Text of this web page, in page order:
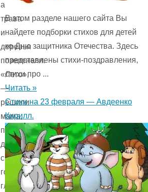
а
трава
и
деревья
позеленели.
«Лето»,
—
решили
мама,
папа,
девочка
с
голубыми
глазами
В этом разделе нашего сайта Вы
найдете подборки стихов для детей
ко Дню защитника Отечества. Здесь
представлены стихи-поздравления,
стихи про ...
Читать »
Стихи на 23 февраля — Авдеенко
Кирилл.